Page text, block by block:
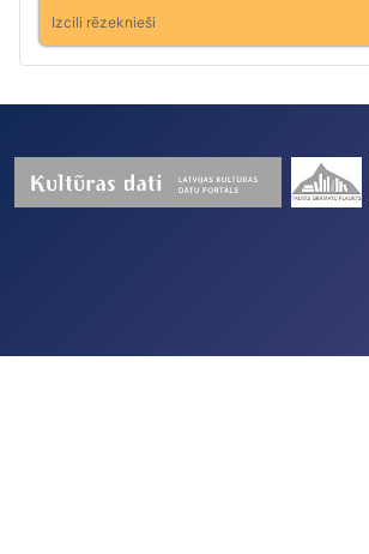
Izcili rēzeknieši